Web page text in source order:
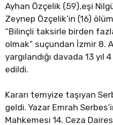
Ayhan Özçelik (59),eşi
Zeynep Özçelik’in (16)
“Bilinçli taksirle birden
olmak” suçundan İzmir 8.
yargılandığı davada 13
edildi.
Kararı temyize taşıyan
geldi. Yazar Emrah
Mahkemesi 14. Ceza